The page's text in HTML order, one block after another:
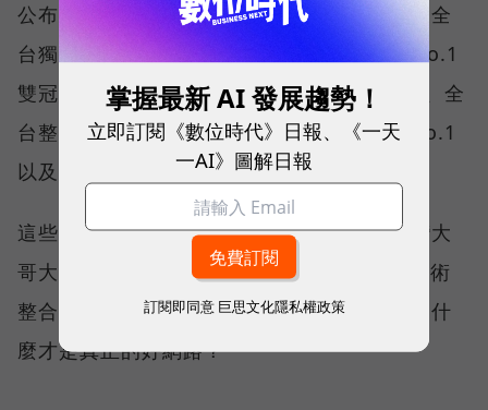
公布的台灣行動網路體驗報告中，更一舉斬獲全
台獨有的「可靠性體驗」與「品質一致性」No.1
雙冠王，同時，包辦全台整體影音體驗 No.1、全
台整體語音體驗 No.1、全台 5G 語音體驗 No.1
以及全台網路在線率 No.1 多項榮譽。
這些獎項反映的不只是網路順暢，更代表台灣大
哥大長期投入頻譜布局、基地台建設與 5G 技術
整合所累積的成果，也讓外界重新思考：究竟什
麼才是真正的好網路？
掌握最新 AI 發展趨勢！
立即訂閱《數位時代》日報、《一天
一AI》圖解日報
訂閱即同意 巨思文化隱私權政策